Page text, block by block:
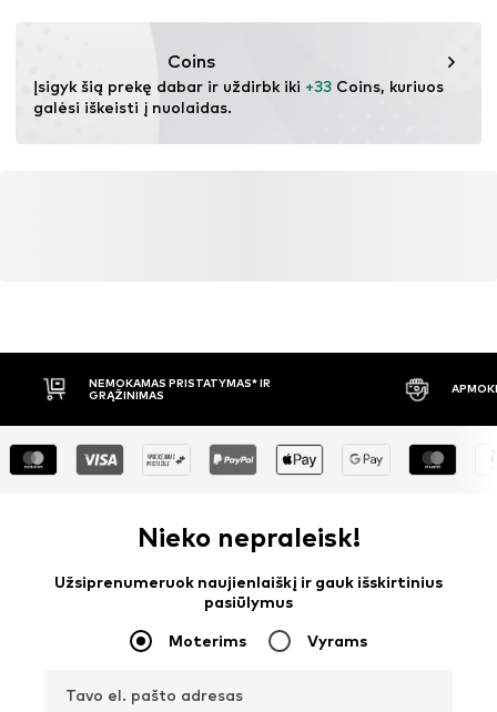
Coins
Įsigyk šią prekę dabar ir uždirbk iki +33 Coins, kuriuos
galėsi iškeisti į nuolaidas.
NEMOKAMAS PRISTATYMAS* IR
GRĄŽINIMAS
Nieko nepraleisk!
Užsiprenumeruok naujienlaiškį ir gauk išskirtinius
pasiūlymus
Moterims Vyrams
Tavo el. pašto adresas